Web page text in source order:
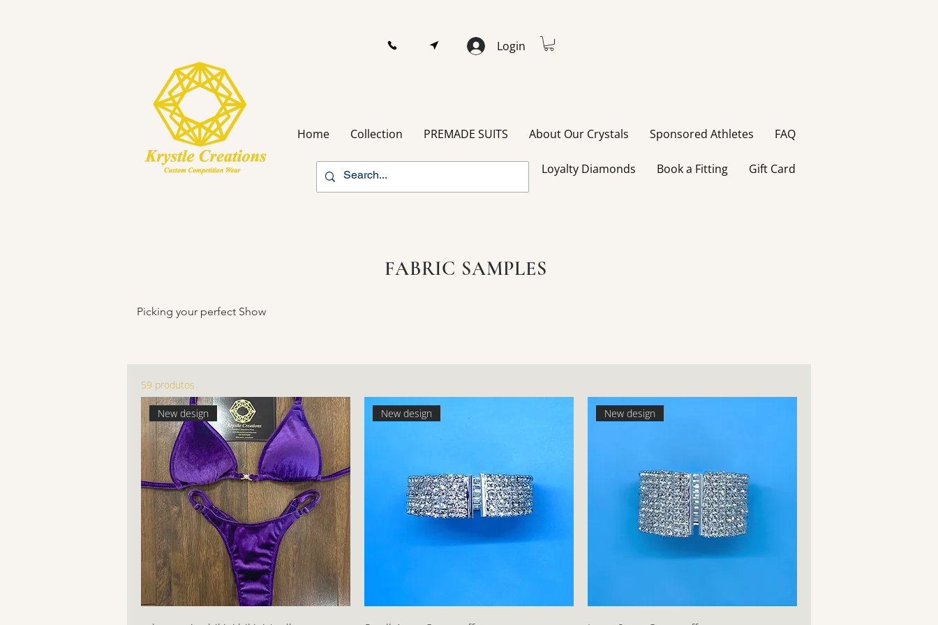
Login
Home Collection PREMADE SUITS About Our Crystals Sponsored Athletes FAQ
Loyalty Diamonds Book a Fitting Gift Card
FABRIC SAMPLES
Picking your perfect Show
59 produtos
New design New design New design